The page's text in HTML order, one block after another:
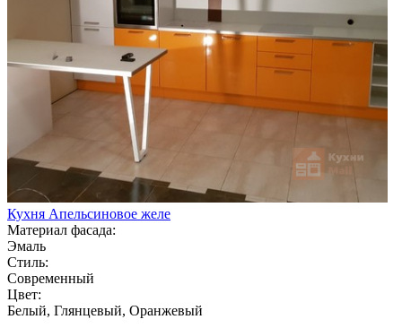
Кухня Апельсиновое желе
Материал фасада:
Эмаль
Стиль:
Современный
Цвет:
Белый, Глянцевый, Оранжевый